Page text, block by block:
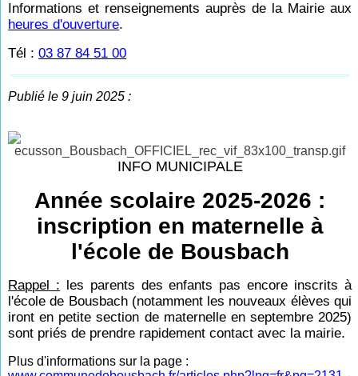
Informations et renseignements auprès de la Mairie aux
heures d'ouverture.
Tél :03 87 84 51 00
Publié le 9 juin 2025 :
INFO MUNICIPALE
Année scolaire 2025-2026 :
inscription en maternelle à
l'école de Bousbach
Rappel : les parents des enfants pas encore inscrits à
l'école de Bousbach (notamment les nouveaux élèves qui
iront en petite section de maternelle en septembre 2025)
sont priés de prendre rapidement contact avec la mairie.
Plus d'informations sur la page :